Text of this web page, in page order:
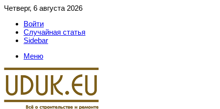
Четверг, 6 августа 2026
Войти
Случайная статья
Sidebar
Меню